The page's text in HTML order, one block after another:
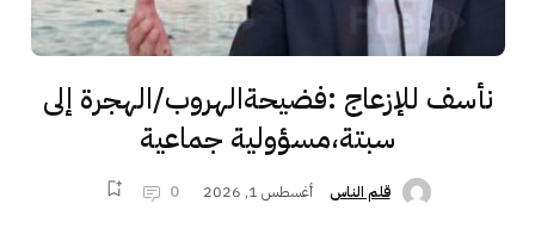
نأسف للإزعاج :فضيحةالهروب/الهجرة إلى
سبتة،مسؤولية جماعية
قلم الناس أغسطس 1, 2026 0